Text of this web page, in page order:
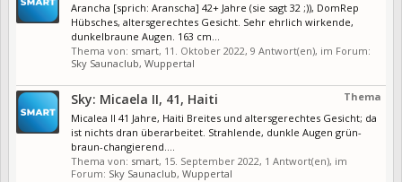
Arancha [sprich: Aranscha] 42+ Jahre (sie sagt 32 ;)), DomRep
Hübsches, altersgerechtes Gesicht. Sehr ehrlich wirkende,
dunkelbraune Augen. 163 cm...
Thema von: smart, 11. Oktober 2022, 9 Antwort(en), im Forum:
Sky Saunaclub, Wuppertal
Thema
Sky: Micaela II, 41, Haiti
Micalea II 41 Jahre, Haiti Breites und altersgerechtes Gesicht; da
ist nichts dran überarbeitet. Strahlende, dunkle Augen grün-
braun-changierend....
Thema von: smart, 15. September 2022, 1 Antwort(en), im
Forum: Sky Saunaclub, Wuppertal